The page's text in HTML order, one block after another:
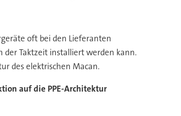
oft bei den Lieferanten
der Taktzeit installiert werden kann.
des elektrischen Macan.
auf die PPE-Architektur